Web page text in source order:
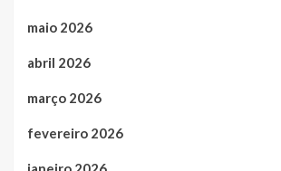
maio 2026
abril 2026
março 2026
fevereiro 2026